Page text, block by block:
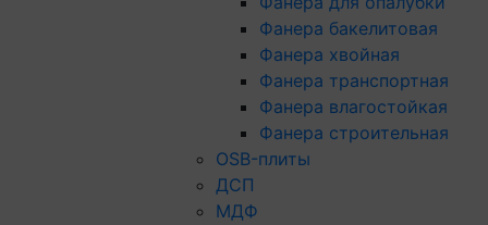
Фанера бакелитовая
Фанера хвойная
Фанера транспортная
Фанера влагостойкая
Фанера строительная
OSB-плиты
ДСП
МДФ